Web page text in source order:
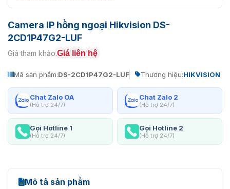
Camera IP hồng ngoại Hikvision DS-
2CD1P47G2-LUF
Giá tham khảo:Giá liên hệ
Mã sản phẩm:DS-2CD1P47G2-LUF Thương hiệu:HIKVISION
Chat Zalo OA
(Hỗ trợ 24/7)
Chat Zalo 2
(Hỗ trợ 24/7)
Gọi Hotline 1
(Hỗ trợ 24/7)
Gọi Hotline 2
(Hỗ trợ 24/7)
Mô tả sản phẩm